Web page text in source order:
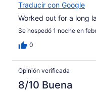
Traducir con Google
Worked out for a long
Se hospedó 1 noche en
0
Opinión verificada
8/10 Buena